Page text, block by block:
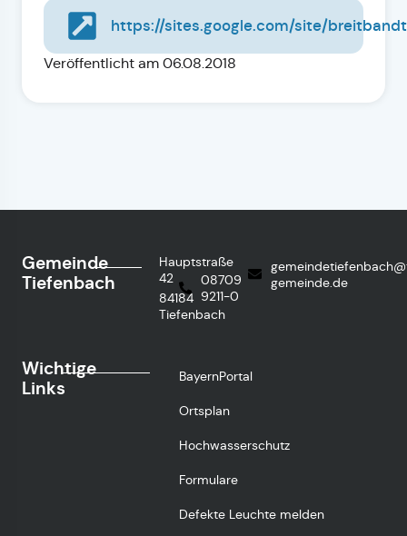
https://sites.google.com/site/
Veröffentlicht am 06.08.2018
Gemeinde
Tiefenbach
Hauptstraße
42
84184
Tiefenbach
08709
9211-0
gemeinde.de
Wichtige
Links
BayernPortal
Ortsplan
Hochwasserschutz
Formulare
Defekte Leuchte melden